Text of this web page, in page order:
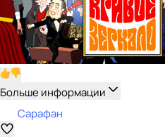
Больше информации
Сарафан